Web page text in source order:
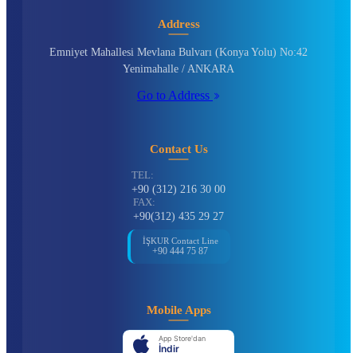
Address
Emniyet Mahallesi Mevlana Bulvarı (Konya Yolu) No:42
Yenimahalle / ANKARA
Go to Address
Contact Us
TEL:
+90 (312) 216 30 00
FAX:
+90(312) 435 29 27
İŞKUR Contact Line
+90 444 75 87
Mobile Apps
App Store'dan
İndir